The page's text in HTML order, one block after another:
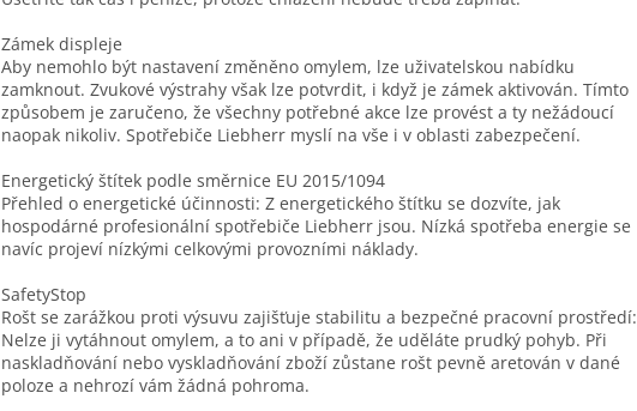
Zámek displeje
Aby nemohlo být nastavení změněno omylem, lze uživatelskou nabídku
zamknout. Zvukové výstrahy však lze potvrdit, i když je zámek aktivován. Tímto
způsobem je zaručeno, že všechny potřebné akce lze provést a ty nežádoucí
naopak nikoliv. Spotřebiče Liebherr myslí na vše i v oblasti zabezpečení.
Energetický štítek podle směrnice EU 2015/1094
Přehled o energetické účinnosti: Z energetického štítku se dozvíte, jak
hospodárné profesionální spotřebiče Liebherr jsou. Nízká spotřeba energie se
navíc projeví nízkými celkovými provozními náklady.
SafetyStop
Rošt se zarážkou proti výsuvu zajišťuje stabilitu a bezpečné pracovní prostředí:
Nelze ji vytáhnout omylem, a to ani v případě, že uděláte prudký pohyb. Při
naskladňování nebo vyskladňování zboží zůstane rošt pevně aretován v dané
poloze a nehrozí vám žádná pohroma.